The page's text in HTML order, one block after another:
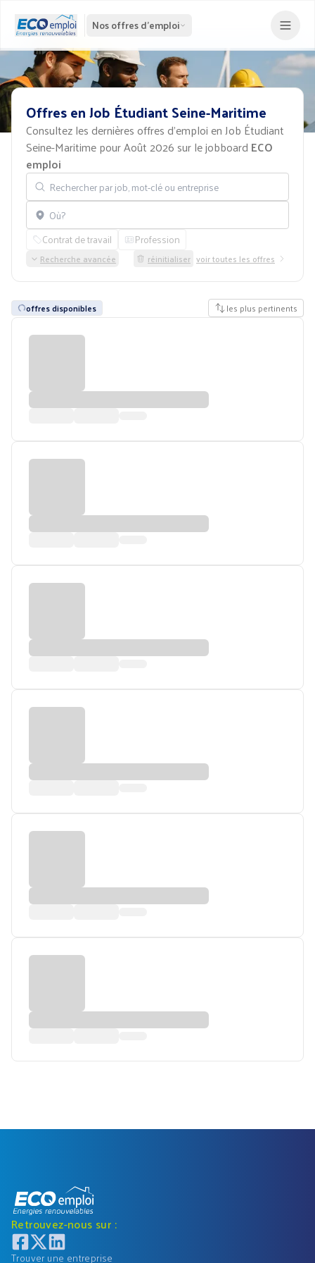
Nos offres d'emploi
OffresenJob ÉtudiantSeine-Maritime
Consultez les dernières offres d'emploi en Job Étudiant
Seine-Maritime pour Août 2026 sur le jobboard ECO
emploi
Rechercher par job, mot-clé ou entreprise
Localisation
Contrat de travail Profession
Recherche avancée réinitialiser voir toutes les offres
offres disponibles les plus pertinents
Retrouvez-nous sur :
Trouver une entreprise